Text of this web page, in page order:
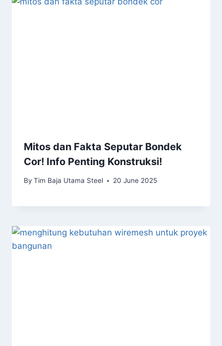
Mitos dan Fakta Seputar Bondek
Cor! Info Penting Konstruksi!
By Tim Baja Utama Steel 20 June 2025